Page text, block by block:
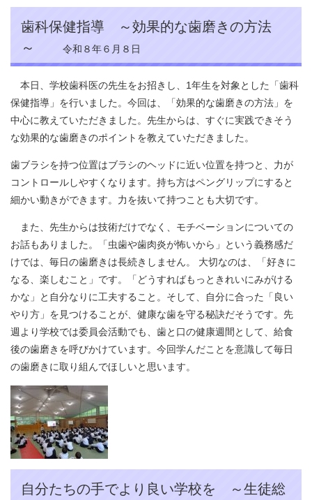
歯科保健指導 ～効果的な歯磨きの方法
～
令和８年６月８日
本日、学校歯科医の先生をお招きし、1年生を対象とした「歯科
保健指導」を行いました。今回は、「効果的な歯磨きの方法」を
中心に教えていただきました。先生からは、すぐに実践できそう
な効果的な歯磨きのポイントを教えていただきました。
歯ブラシを持つ位置はブラシのヘッドに近い位置を持つと、力が
コントロールしやすくなります。持ち方はペングリップにすると
細かい動きができます。力を抜いて持つことも大切です。
また、先生からは技術だけでなく、モチベーションについての
お話もありました。「虫歯や歯肉炎が怖いから」という義務感だ
けでは、毎日の歯磨きは長続きしません。 大切なのは、「好きに
なる、楽しむこと」です。「どうすればもっときれいにみがける
かな」と自分なりに工夫すること。そして、自分に合った「良い
やり方」を見つけることが、健康な歯を守る秘訣だそうです。先
週より学校では委員会活動でも、歯と口の健康週間として、給食
後の歯磨きを呼びかけています。今回学んだことを意識して毎日
の歯磨きに取り組んでほしいと思います。
自分たちの手でより良い学校を ～生徒総